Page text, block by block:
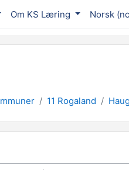
Om KS Læring Norsk
11 Rogaland